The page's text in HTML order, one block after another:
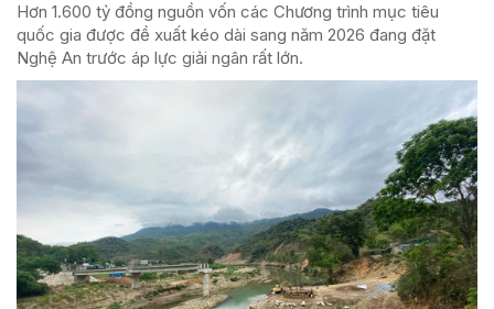
Hơn 1.600 tỷ đồng nguồn vốn các Chương trình mục tiêu
quốc gia được đề xuất kéo dài sang năm 2026 đang đặt
Nghệ An trước áp lực giải ngân rất lớn.